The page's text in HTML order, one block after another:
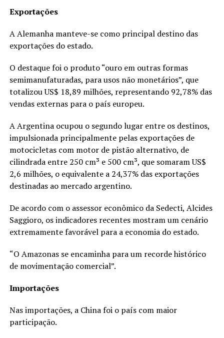
Exportações
A Alemanha manteve-se como principal destino das
exportações do estado.
O destaque foi o produto “ouro em outras formas
semimanufaturadas, para usos não monetários”, que
totalizou US$ 18,89 milhões, representando 92,78% das
vendas externas para o país europeu.
A Argentina ocupou o segundo lugar entre os destinos,
impulsionada principalmente pelas exportações de
motocicletas com motor de pistão alternativo, de
cilindrada entre 250 cm³ e 500 cm³, que somaram US$
2,6 milhões, o equivalente a 24,37% das exportações
destinadas ao mercado argentino.
De acordo com o assessor econômico da Sedecti, Alcides
Saggioro, os indicadores recentes mostram um cenário
extremamente favorável para a economia do estado.
“O Amazonas se encaminha para um recorde histórico
de movimentação comercial”.
Importações
Nas importações, a China foi o país com maior
participação.